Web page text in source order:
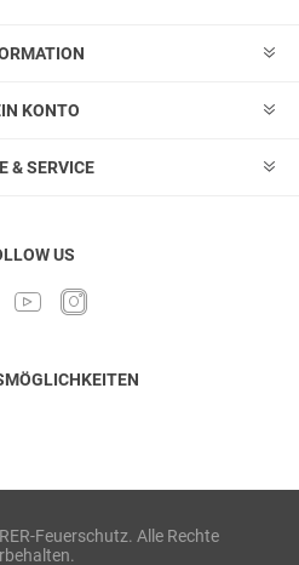
KONTO
& SERVICE
US
Feuerschutz. Alle Rechte